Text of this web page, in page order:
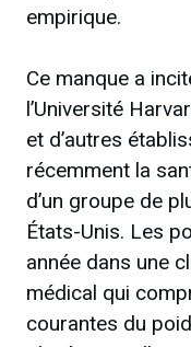
empirique.
Ce manque a
l’Université
et d’autres
récemment la
d’un groupe de
États-Unis. Les
année dans une
médical qui
courantes du